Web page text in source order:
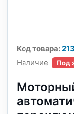
Код товара:
Наличие:
Под